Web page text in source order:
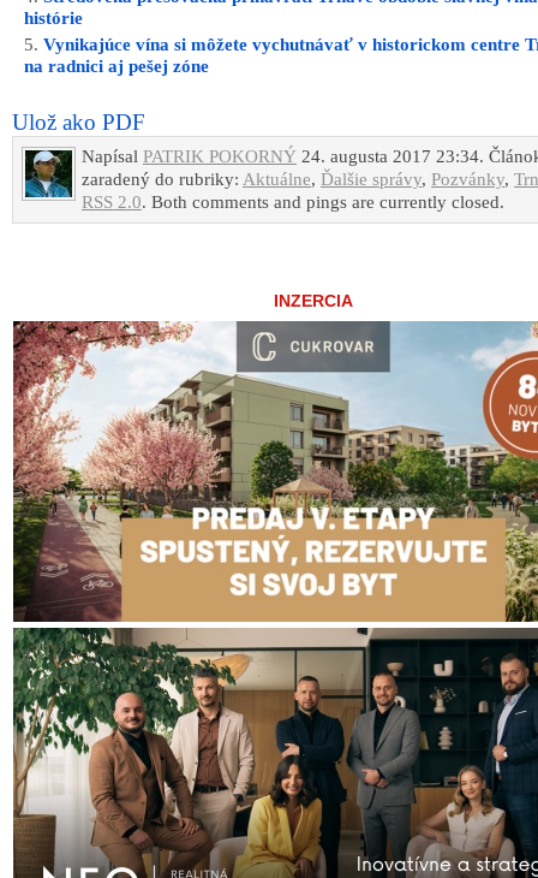
histórie
Vynikajúce vína si môžete vychutnávať v historickom centre
na radnici aj pešej zóne
Ulož ako PDF
Napísal PATRIK POKORNÝ 24. augusta 2017 23:34.
zaradený do rubriky: Aktuálne, Ďalšie správy, Pozvánky,
RSS 2.0. Both comments and pings are currently closed.
INZERCIA